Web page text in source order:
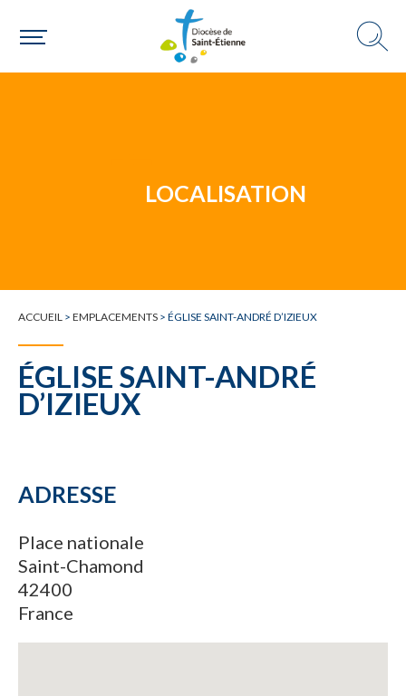
Un mouvement
LOCALISATION
ACCUEIL > EMPLACEMENTS > ÉGLISE SAINT-ANDRÉ D’IZIEUX
ÉGLISE SAINT-ANDRÉ
D’IZIEUX
ADRESSE
Place nationale
Saint-Chamond
42400
France